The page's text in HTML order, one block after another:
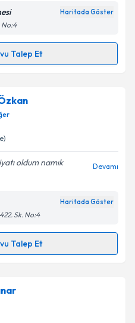
kabul ediyorum.
Gönder
Haritada Göster
No:4
Talep Et
için randevu takvimi talebi
randevu almanız için bir
posta ile bilgilendireceğiz.
ilişkin
Aydınlatma
verilerimin belirtilen
kabul ediyorum.
oldum namık
Devamı
Haritada Göster
Sk. No:4
Talep Et
için randevu takvimi talebi
randevu almanız için bir
posta ile bilgilendireceğiz.